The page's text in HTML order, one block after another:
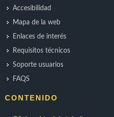
Accesibilidad
Mapa de la web
Enlaces de interés
Requisitos técnicos
Soporte usuarios
FAQS
CONTENIDO